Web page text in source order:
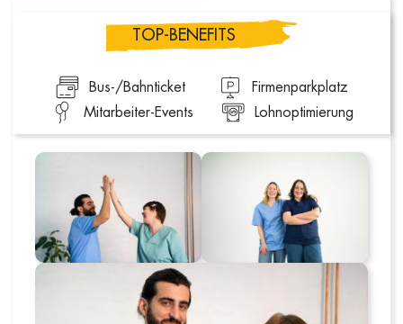
TOP-BENEFITS
Bus-/Bahnticket
Firmenparkplatz
Mitarbeiter-Events
Lohnoptimierung